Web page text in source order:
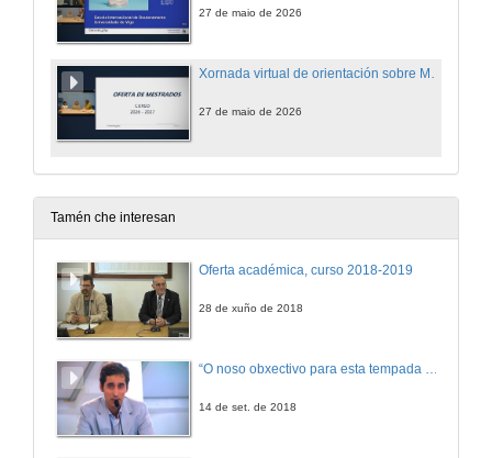
27 de maio de 2026
27 de maio de 2026
Tamén che interesan
Oferta académica, curso 2018-2019
28 de xuño de 2018
14 de set. de 2018